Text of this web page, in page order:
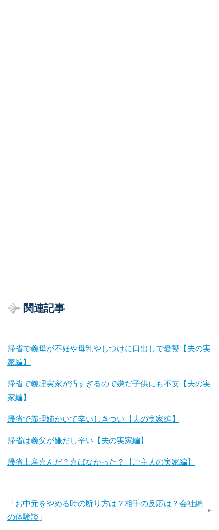
関連記事
帰省で義母が不妊や母乳やしつけに口出しで憂鬱【夫の実
家編】
帰省で義理実家が汚すぎるので嫌だ子供にも不安【夫の実
家編】
帰省で義理姉がいて辛いしきつい【夫の実家編】
帰省は義父が嫌だし辛い【夫の実家編】
帰省土産喜んだ？喜ばなかった？【ご主人の実家編】
「 お中元をやめる時の断り方は？相手の反応は？会社編
の体験談 」